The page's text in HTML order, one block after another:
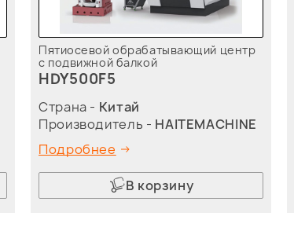
Пятиосевой обрабатывающий центр
с подвижной балкой
HDY500F5
Страна - Китай
Производитель - HAITEMACHINE
Подробнее
В корзину